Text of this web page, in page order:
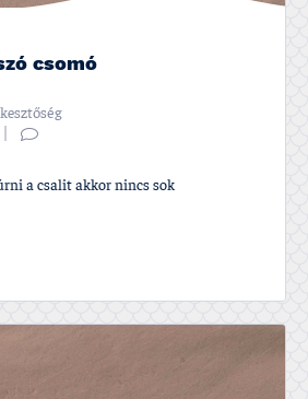
csomó
a csalit akkor nincs sok